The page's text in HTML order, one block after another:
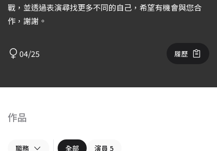
戰，並透過表演尋找更多不同的自己，希望有機會與您合
作，謝謝。
04/25 履歷
作品
職務 全部 演員 5